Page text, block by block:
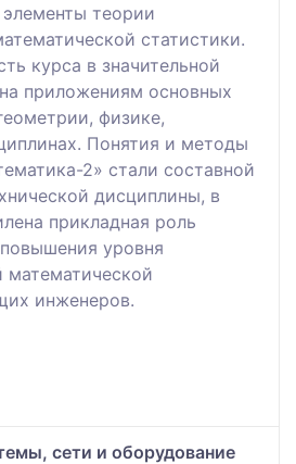
теории
статистики.
курса в значительной
приложениям основных
физике,
Понятия и методы
2» стали составной
дисциплины, в
прикладная роль
уровня
математической
инженеров.
сети и оборудование